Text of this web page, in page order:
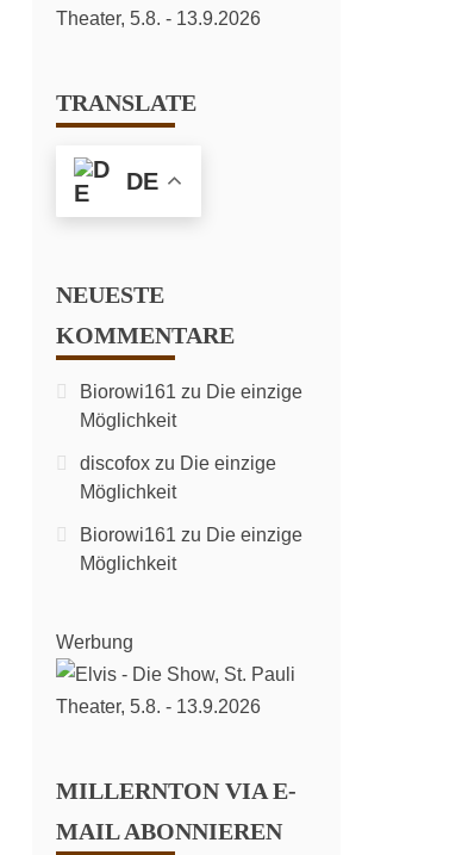
TRANSLATE
DE
NEUESTE
KOMMENTARE
Biorowi161 zu Die einzige
Möglichkeit
discofox zu Die einzige
Möglichkeit
Biorowi161 zu Die einzige
Möglichkeit
Werbung
MILLERNTON VIA E-
MAIL ABONNIEREN